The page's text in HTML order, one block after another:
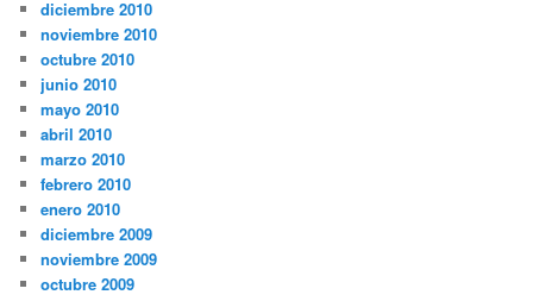
diciembre 2010
noviembre 2010
octubre 2010
junio 2010
mayo 2010
abril 2010
marzo 2010
febrero 2010
enero 2010
diciembre 2009
noviembre 2009
octubre 2009